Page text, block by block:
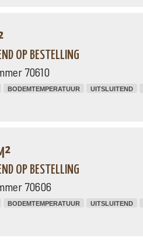
OP BESTELLING
70610
BODEMTEMPERATUUR UITSLUITEND
OP BESTELLING
70606
BODEMTEMPERATUUR UITSLUITEND